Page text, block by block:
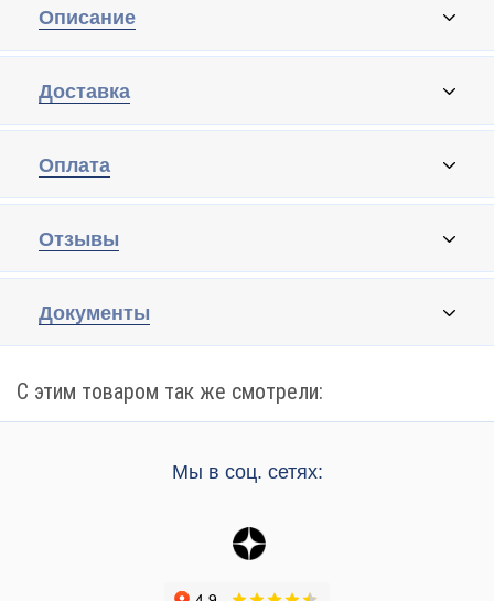
Описание
Доставка
Оплата
Отзывы
Документы
С этим товаром так же смотрели:
Мы в соц. сетях: